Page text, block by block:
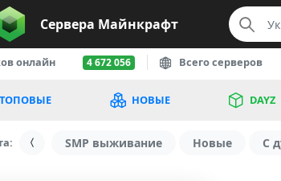
Сервера Майнкрафт
онлайн 4 672 056 Всего серверов
ТОПОВЫЕ НОВЫЕ DAYZ
SMP выживание Новые С